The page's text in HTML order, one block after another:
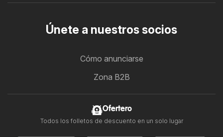
Únete a nuestros socios
Cómo anunciarse
Zona B2B
Ofertero
Todos los folletos de descuento en un solo lugar